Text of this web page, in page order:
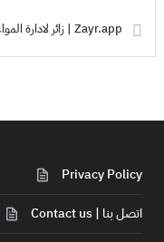
Zayr.app | زائر لادارة المواعيد والخدمات
Privacy Policy
اتصل بنا | Contact us